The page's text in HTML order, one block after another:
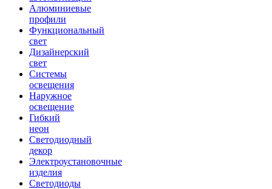
Алюминиевые
профили
Функциональный
свет
Дизайнерский
свет
Системы
освещения
Наружное
освещение
Гибкий
неон
Светодиодный
декор
Электроустановочные
изделия
Светодиоды